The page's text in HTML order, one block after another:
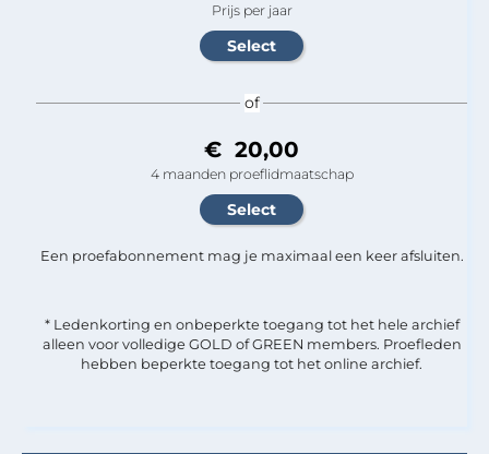
Prijs per jaar
of
€ 20,00
4 maanden proeflidmaatschap
Een proefabonnement mag je maximaal een keer afsluiten.
* Ledenkorting en onbeperkte toegang tot het hele archief
alleen voor volledige GOLD of GREEN members. Proefleden
hebben beperkte toegang tot het online archief.